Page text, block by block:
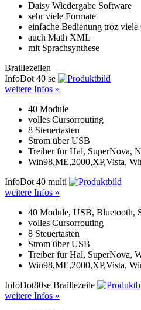
Daisy Wiedergabe Software
sehr viele Formate
einfache Bedienung troz viele
auch Math XML
mit Sprachsynthese
Braillezeilen
InfoDot 40 se
weitere Infos »
40 Module
volles Cursorrouting
8 Steuertasten
Strom über USB
Treiber für Hal, SuperNova,
Win98,ME,2000,XP,Vista,
InfoDot 40 multi
weitere Infos »
40 Module, USB, Bluetooth,
volles Cursorrouting
8 Steuertasten
Strom über USB
Treiber für Hal, SuperNova,
Win98,ME,2000,XP,Vista,
InfoDot80se Braillezeile
weitere Infos »